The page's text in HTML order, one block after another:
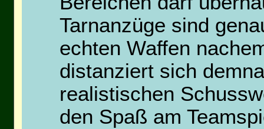
Tarnanzüge sind
echten Waffen
distanziert sich
realistischen
den Spaß am